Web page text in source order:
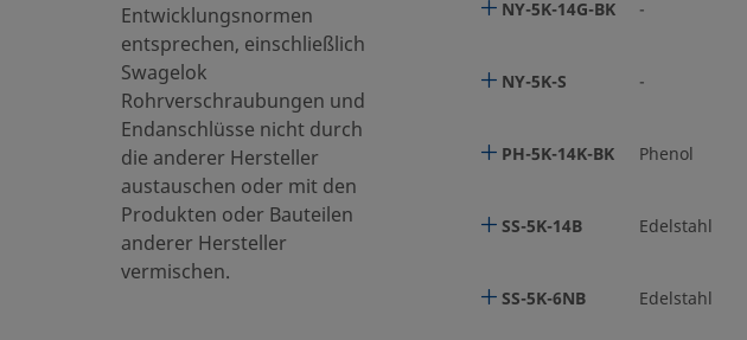
Entwicklungsnormen
entsprechen, einschließlich
Swagelok
Rohrverschraubungen und
Endanschlüsse nicht durch
die anderer Hersteller
austauschen oder mit den
Produkten oder Bauteilen
anderer Hersteller
vermischen.
NY-5K-14G-BK -
NY-5K-S -
PH-5K-14K-BK Phenol
SS-5K-14B Edelstahl
SS-5K-6NB Edelstahl